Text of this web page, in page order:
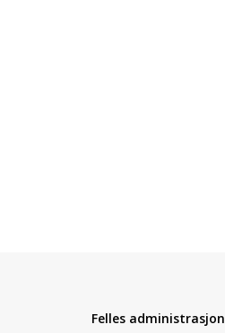
Felles administrasjon